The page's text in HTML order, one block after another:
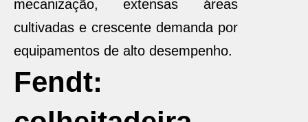
mecanização, extensas áreas
cultivadas e crescente demanda por
equipamentos de alto desempenho.
Fendt: